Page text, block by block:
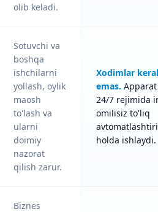
olib keladi.
Sotuvchi va
boshqa
ishchilarni
yollash, oylik
maosh
to'lash va
ularni
doimiy
nazorat
qilish zarur.
Xodimlar
emas. Apparat
24/7 rejimida
omilisiz to'liq
holda ishlaydi.
Biznes